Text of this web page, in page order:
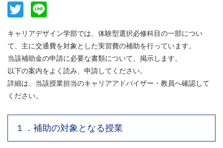
Twitter
キャリアデザイン学部では、体験型選択必修科目の一部につい
て、主に交通費を対象とした実習費の補助を行っています。
当該補助金の申請に必要な書類について、掲示します。
以下の案内をよく読み、申請してください。
詳細は、当該授業担当のキャリアアドバイザー・教員へ確認して
ください。
１．補助の対象となる授業